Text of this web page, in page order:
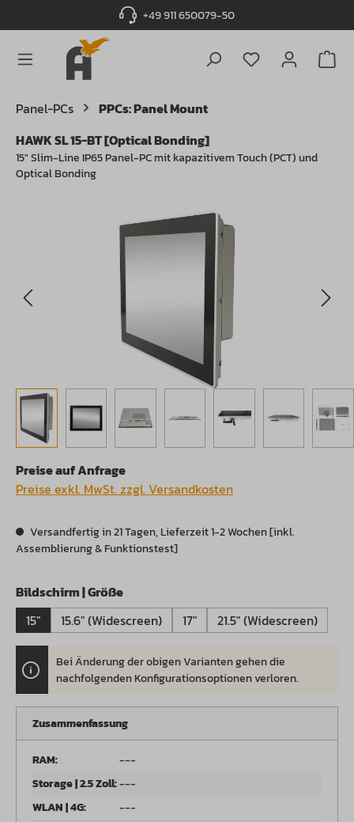
+49 911 650079-50
Du hast 0
Panel-PCs
PPCs: Panel Mount
HAWK SL 15-BT [Optical Bonding]
15" Slim-Line IP65 Panel-PC mit kapazitivem Touch (PCT) und
Optical Bonding
Bildergalerie überspringen
Preise auf Anfrage
Preise exkl. MwSt. zzgl. Versandkosten
Versandfertig in 21 Tagen, Lieferzeit 1-2 Wochen [inkl.
Assemblierung & Funktionstest]
Bildschirm | Größeauswählen
15"
15.6" (Widescreen) 17" 21.5" (Widescreen)
Bei Änderung der obigen Varianten gehen die
nachfolgenden Konfigurationsoptionen verloren.
Zusammenfassung
RAM:
---
Storage | 2.5 Zoll:---
WLAN | 4G:
---